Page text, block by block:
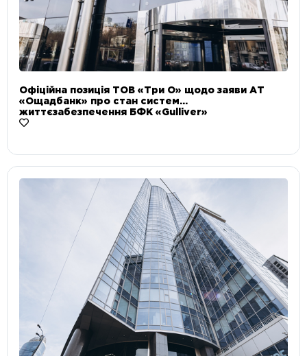
Офіційна позиція ТОВ «Три О» щодо заяви АТ
«Ощадбанк» про стан систем
життєзабезпечення БФК «Gulliver»